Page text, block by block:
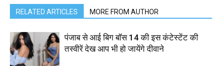
RELATED ARTICLES MORE FROM AUTHOR
पंजाब से आई बिग बॉस 14 की इस कंटेस्टेंट की
तस्वीरें देख आप भी हो जायेंगे दीवाने